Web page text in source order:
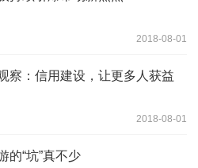
2018-08-01
察：信用建设，让更多人获益
2018-08-01
的“坑”真不少